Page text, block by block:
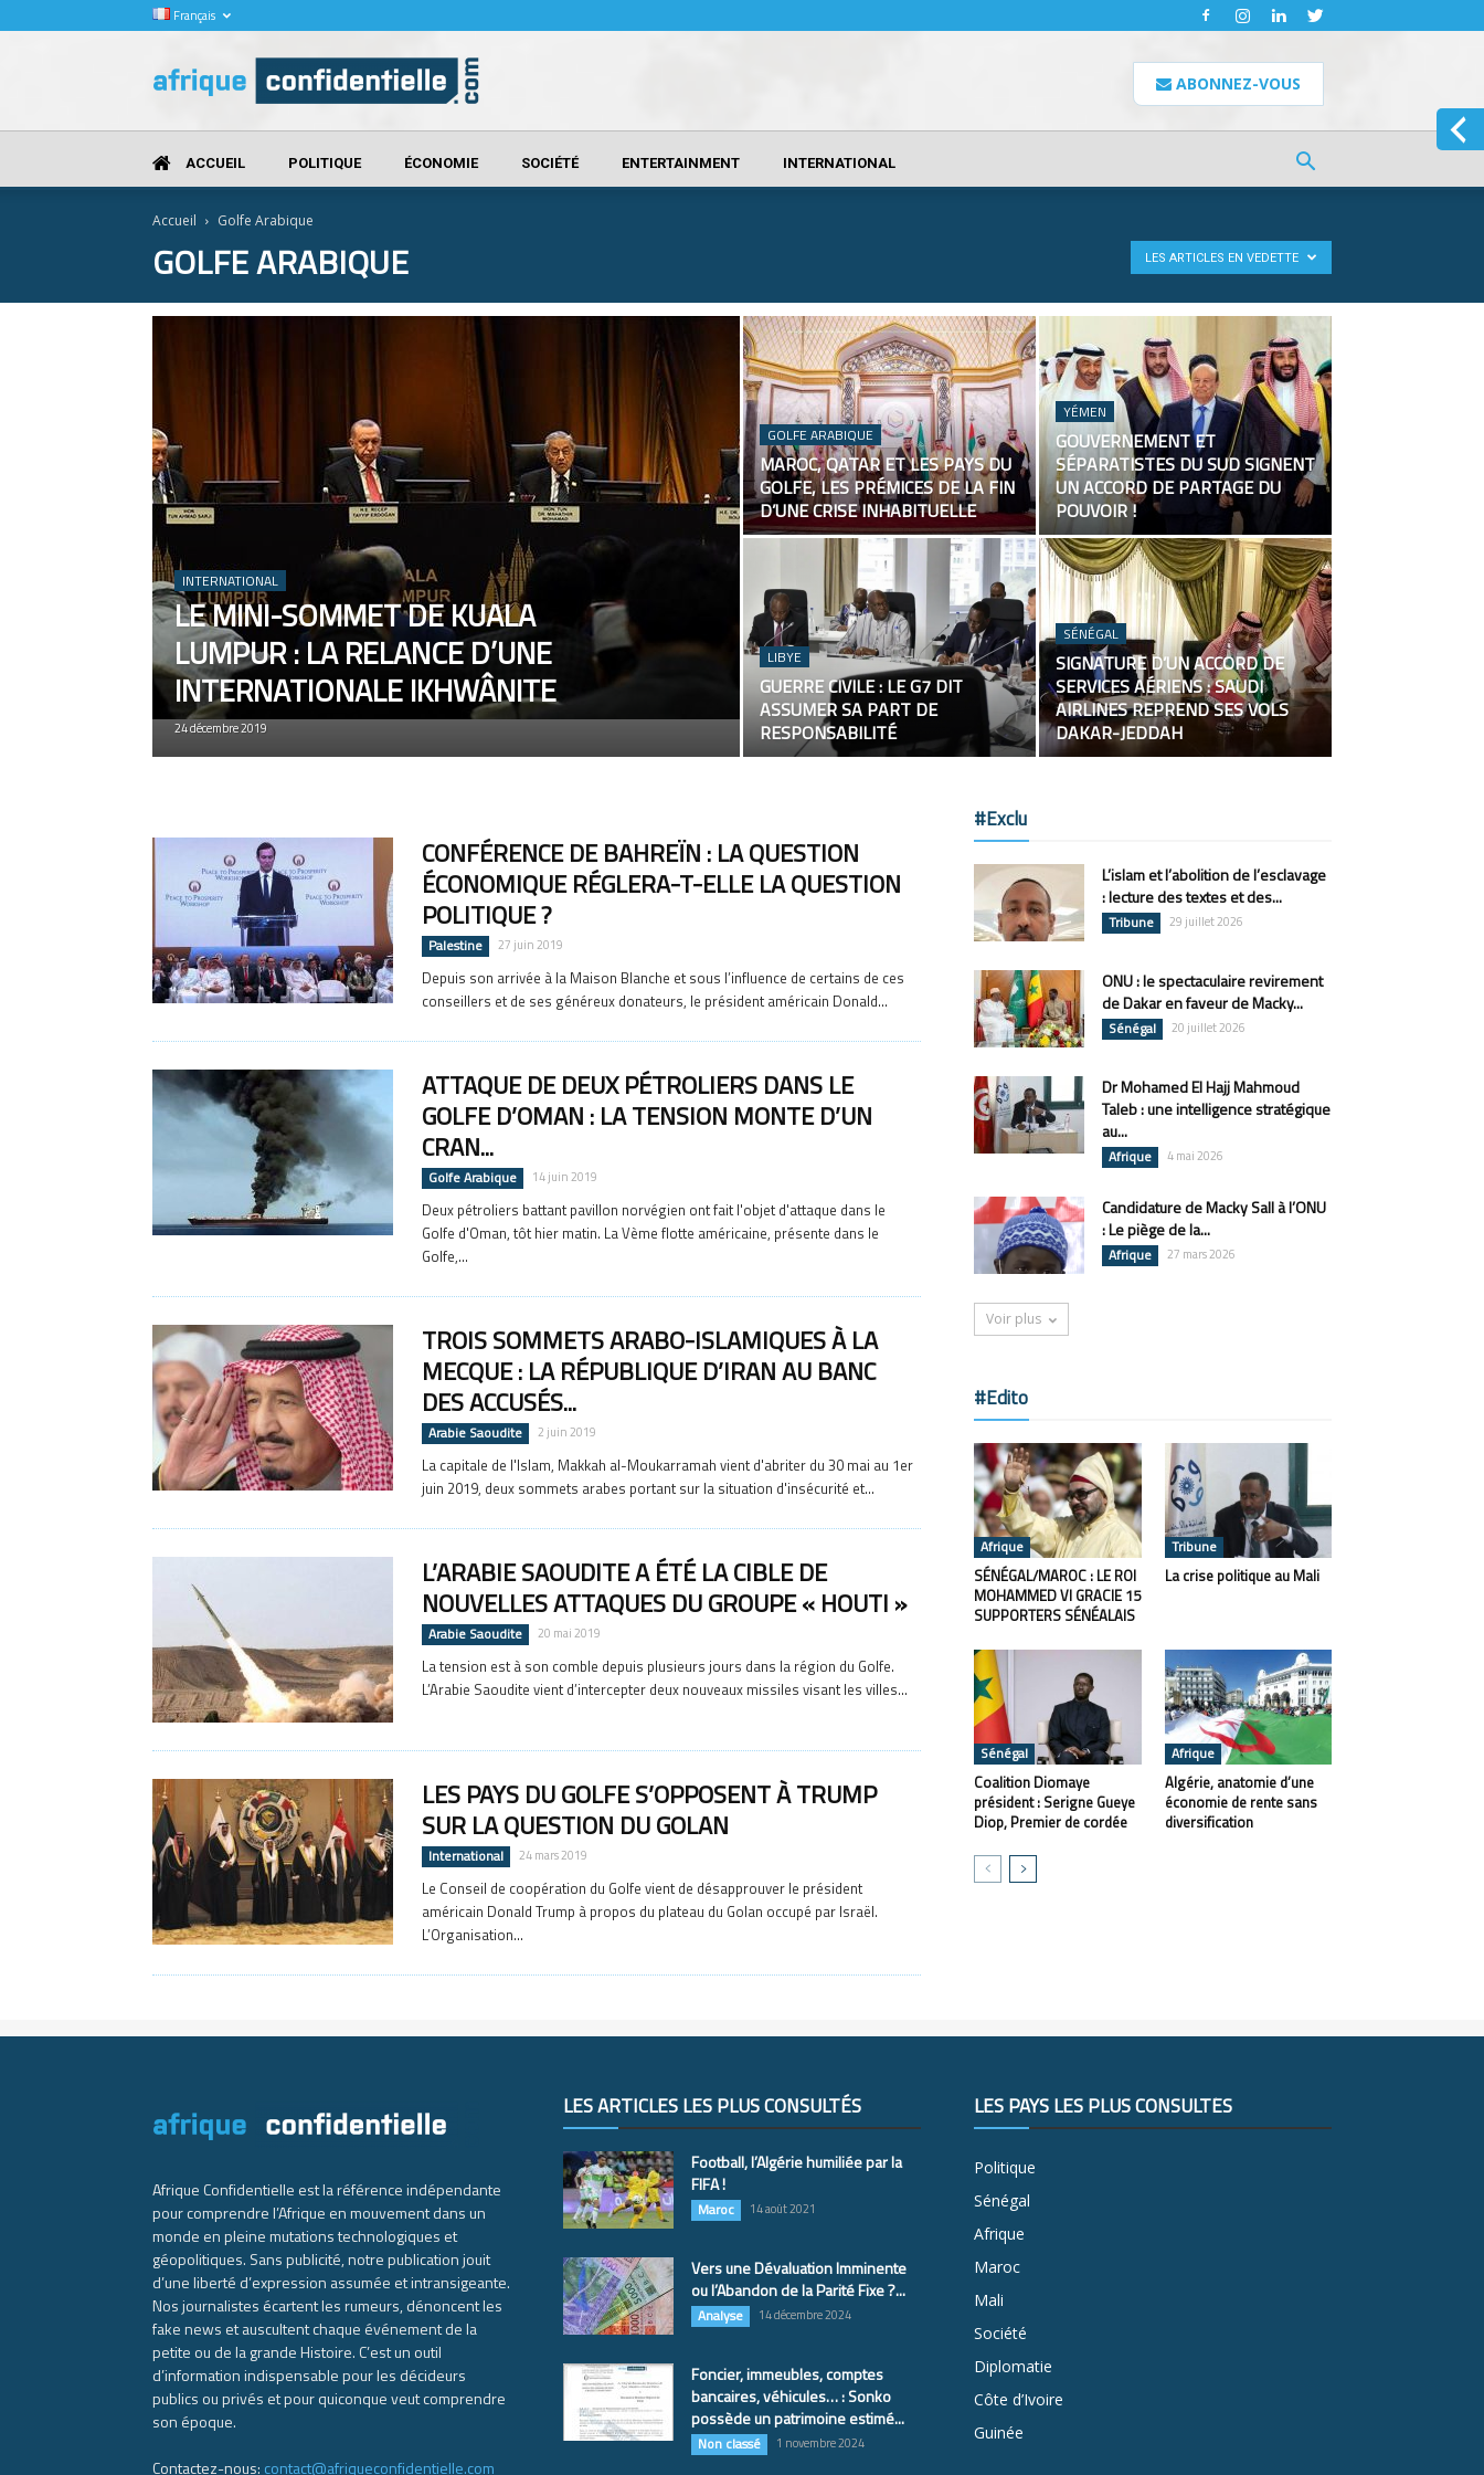
Français
Confidentielle
ABONNEZ-VOUS
ACCUEIL POLITIQUE ÉCONOMIE SOCIÉTÉ ENTERTAINMENT INTERNATIONAL
Accueil Golfe Arabique
GOLFE ARABIQUE LES ARTICLES EN VEDETTE
INTERNATIONAL
LE MINI-SOMMET DE KUALA
LUMPUR : LA RELANCE D’UNE
INTERNATIONALE IKHWÂNITE
24 décembre 2019
GOLFE ARABIQUE
MAROC, QATAR ET LES PAYS DU
GOLFE, LES PRÉMICES DE LA FIN
D’UNE CRISE INHABITUELLE
YÉMEN
GOUVERNEMENT ET
SÉPARATISTES DU SUD SIGNENT
UN ACCORD DE PARTAGE DU
POUVOIR !
LIBYE
GUERRE CIVILE : LE G7 DIT
ASSUMER SA PART DE
RESPONSABILITÉ
SÉNÉGAL
SIGNATURE D’UN ACCORD DE
SERVICES AÉRIENS : SAUDI
AIRLINES REPREND SES VOLS
DAKAR-JEDDAH
CONFÉRENCE DE BAHREÏN : LA QUESTION
ÉCONOMIQUE RÉGLERA-T-ELLE LA QUESTION
POLITIQUE ?
Palestine 27 juin 2019
Depuis son arrivée à la Maison Blanche et sous l’influence de certains de ces
conseillers et de ses généreux donateurs, le président américain Donald...
ATTAQUE DE DEUX PÉTROLIERS DANS LE
GOLFE D’OMAN : LA TENSION MONTE D’UN
CRAN...
Golfe Arabique 14 juin 2019
Deux pétroliers battant pavillon norvégien ont fait l'objet d'attaque dans le
Golfe d'Oman, tôt hier matin. La Vème flotte américaine, présente dans le
Golfe,...
TROIS SOMMETS ARABO-ISLAMIQUES À LA
MECQUE : LA RÉPUBLIQUE D’IRAN AU BANC
DES ACCUSÉS...
Arabie Saoudite 2 juin 2019
La capitale de l'Islam, Makkah al-Moukarramah vient d'abriter du 30 mai au 1er
juin 2019, deux sommets arabes portant sur la situation d'insécurité et...
L’ARABIE SAOUDITE A ÉTÉ LA CIBLE DE
NOUVELLES ATTAQUES DU GROUPE « HOUTI »
Arabie Saoudite 20 mai 2019
La tension est à son comble depuis plusieurs jours dans la région du Golfe.
L’Arabie Saoudite vient d’intercepter deux nouveaux missiles visant les villes...
LES PAYS DU GOLFE S’OPPOSENT À TRUMP
SUR LA QUESTION DU GOLAN
International 24 mars 2019
Le Conseil de coopération du Golfe vient de désapprouver le président
américain Donald Trump à propos du plateau du Golan occupé par Israël.
L’Organisation...
#Exclu
L’islam et l’abolition de l’esclavage
: lecture des textes et des...
Tribune 29 juillet 2026
ONU : le spectaculaire revirement
de Dakar en faveur de Macky...
Sénégal 20 juillet 2026
Dr Mohamed El Hajj Mahmoud
Taleb : une intelligence stratégique
au...
Afrique 4 mai 2026
Candidature de Macky Sall à l’ONU
: Le piège de la...
Afrique 27 mars 2026
Voir plus
#Edito
Afrique
SÉNÉGAL/MAROC : LE ROI
MOHAMMED VI GRACIE 15
SUPPORTERS SÉNÉALAIS
Tribune
La crise politique au Mali
Sénégal
Coalition Diomaye
président : Serigne Gueye
Diop, Premier de cordée
Afrique
Algérie, anatomie d’une
économie de rente sans
diversification
Afrique Confidentielle est la référence indépendante
pour comprendre l’Afrique en mouvement dans un
monde en pleine mutations technologiques et
géopolitiques. Sans publicité, notre publication jouit
d’une liberté d’expression assumée et intransigeante.
Nos journalistes écartent les rumeurs, dénoncent les
fake news et auscultent chaque événement de la
petite ou de la grande Histoire. C’est un outil
d’information indispensable pour les décideurs
publics ou privés et pour quiconque veut comprendre
son époque.
Contactez-nous: contact@afriqueconfidentielle.com
LES ARTICLES LES PLUS CONSULTÉS
Football, l’Algérie humiliée par la
FIFA !
Maroc 14 août 2021
Vers une Dévaluation Imminente
ou l’Abandon de la Parité Fixe ?...
Analyse 14 décembre 2024
Foncier, immeubles, comptes
bancaires, véhicules… : Sonko
possède un patrimoine estimé...
Non classé 1 novembre 2024
LES PAYS LES PLUS CONSULTÉS
Politique
Sénégal
Afrique
Maroc
Mali
Société
Diplomatie
Côte d’Ivoire
Guinée